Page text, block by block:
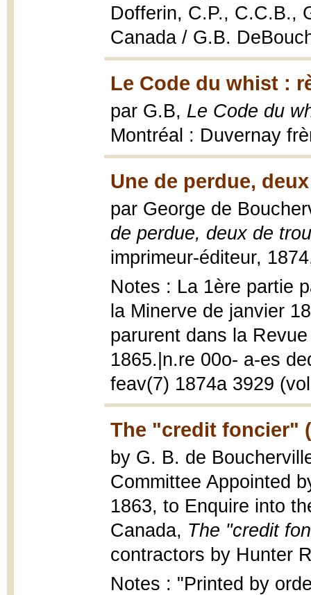
Dofferin, C.P., C.C.B.,
Canada / G.B.
Le Code du whist :
par G.B, Le Code du
Montréal : Duvernay
Une de perdue,
par George de
de perdue, deux de
imprimeur-éditeur,
Notes : La 1ère partie
la Minerve de janvier
parurent dans la
1865.|n.re 00o- a-es
feav(7) 1874a 3929
The "credit foncier"
by G. B. de
Committee Appointed
1863, to Enquire into
Canada, The "credit
contractors by Hunter
Notes : "Printed by